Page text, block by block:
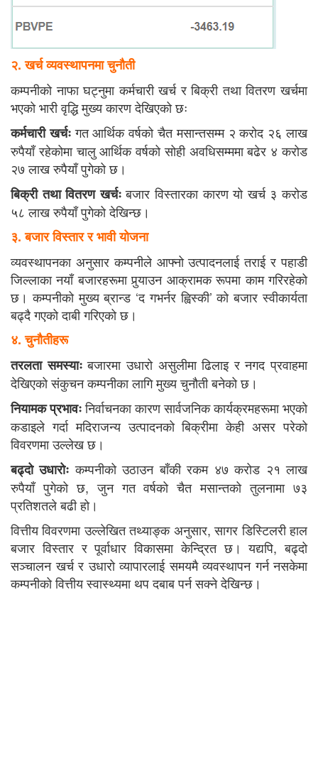
२. खर्च व्यवस्थापनमा चुनौती
कम्पनीको नाफा घट्नुमा कर्मचारी खर्च र बिक्री तथा वितरण खर्चमा
भएको भारी वृद्धि मुख्य कारण देखिएको छः
कर्मचारी खर्चःगत आर्थिक वर्षको चैत मसान्तसम्म २ करोद २६ लाख
रुपैयाँ रहेकोमा चालु आर्थिक वर्षको सोही अवधिसम्ममा बढेर ४ करोड
२७ लाख रुपैयाँ पुगेको छ।
बिक्री तथा वितरण खर्चःबजार विस्तारका कारण यो खर्च ३ करोड
५८ लाख रुपैयाँ पुगेको देखिन्छ।
३. बजार विस्तार र भावी योजना
व्यवस्थापनका अनुसार कम्पनीले आफ्नो उत्पादनलाई तराई र पहाडी
जिल्लाका नयाँ बजारहरूमा पुर्‍याउन आक्रामक रूपमा काम गरिरहेको
छ। कम्पनीको मुख्य ब्रान्ड ‘द गभर्नर ह्विस्की’ को बजार स्वीकार्यता
बढ्दै गएको दाबी गरिएको छ।
४. चुनौतीहरू
तरलता समस्याःबजारमा उधारो असुलीमा ढिलाइ र नगद प्रवाहमा
देखिएको संकुचन कम्पनीका लागि मुख्य चुनौती बनेको छ।
नियामक प्रभावःनिर्वाचनका कारण सार्वजनिक कार्यक्रमहरूमा भएको
कडाइले गर्दा मदिराजन्य उत्पादनको बिक्रीमा केही असर परेको
विवरणमा उल्लेख छ।
बढ्दो उधारोः कम्पनीको उठाउन बाँकी रकम ४७ करोड २१ लाख
रुपैयाँ पुगेको छ, जुन गत वर्षको चैत मसान्तको तुलनामा ७३
प्रतिशतले बढी हो।
वित्तीय विवरणमा उल्लेखित तथ्याङ्क अनुसार, सागर डिस्टिलरी हाल
बजार विस्तार र पूर्वाधार विकासमा केन्द्रित छ। यद्यपि, बढ्दो
सञ्चालन खर्च र उधारो व्यापारलाई समयमै व्यवस्थापन गर्न नसकेमा
कम्पनीको वित्तीय स्वास्थ्यमा थप दबाब पर्न सक्ने देखिन्छ।